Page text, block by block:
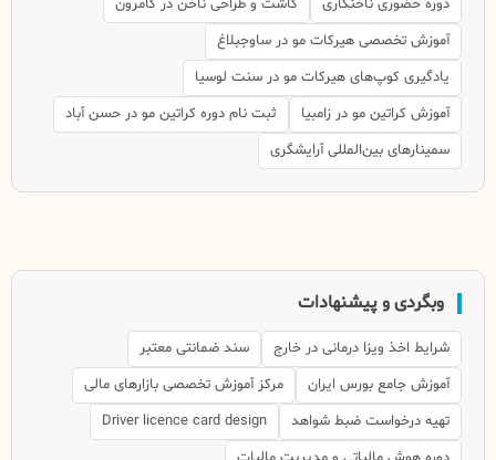
دوره حضوری ناخنکاری
کاشت و طراحی ناخن در کامرون
آموزش تخصصی هیرکات مو در ساوجبلاغ
یادگیری کوپ‌های هیرکات مو در سنت لوسیا
آموزش کراتین مو در زامبیا
ثبت نام دوره کراتین مو در حسن آباد
سمینارهای بین‌المللی آرایشگری
وبگردی و پیشنهادات
شرایط اخذ ویزا درمانی در خارج
سند ضمانتی معتبر
آموزش جامع بورس ایران
مرکز آموزش تخصصی بازارهای مالی
تهیه درخواست ضبط شواهد
Driver licence card design